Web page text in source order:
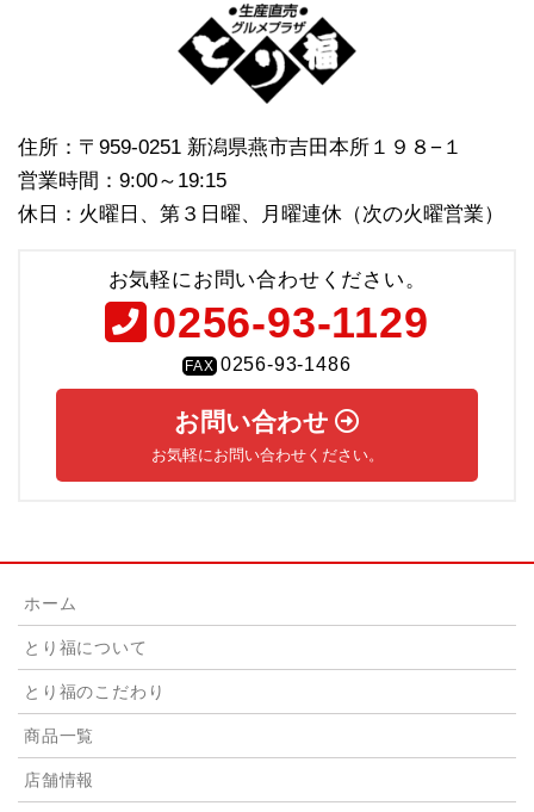
住所：〒959-0251 新潟県燕市吉田本所１９８−１
営業時間：9:00～19:15
休日：火曜日、第３日曜、月曜連休（次の火曜営業）
お気軽にお問い合わせください。
0256-93-1129
FAX 0256-93-1486
お問い合わせ
お気軽にお問い合わせください。
ホーム
とり福について
とり福のこだわり
商品一覧
店舗情報